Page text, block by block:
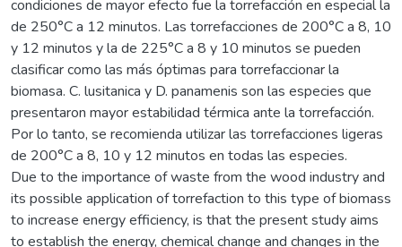
condiciones de mayor efecto fue la torrefacción en especial la
de 250°C a 12 minutos. Las torrefacciones de 200°C a 8, 10
y 12 minutos y la de 225°C a 8 y 10 minutos se pueden
clasificar como las más óptimas para torrefaccionar la
biomasa. C. lusitanica y D. panamenis son las especies que
presentaron mayor estabilidad térmica ante la torrefacción.
Por lo tanto, se recomienda utilizar las torrefacciones ligeras
de 200°C a 8, 10 y 12 minutos en todas las especies.
Due to the importance of waste from the wood industry and
its possible application of torrefaction to this type of biomass
to increase energy efficiency, is that the present study aims
to establish the energy, chemical change and changes in the